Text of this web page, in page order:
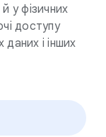
у фізичних
доступу
даних і інших